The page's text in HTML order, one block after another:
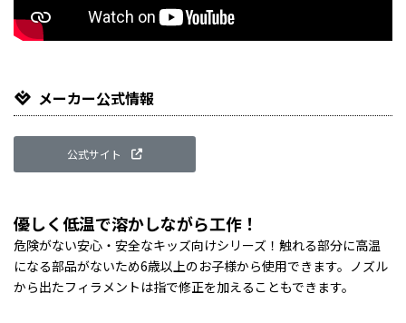
メーカー公式情報
公式サイト
優しく低温で溶かしながら工作！
危険がない安心・安全なキッズ向けシリーズ！触れる部分に高温
になる部品がないため6歳以上のお子様から使用できます。ノズル
から出たフィラメントは指で修正を加えることもできます。